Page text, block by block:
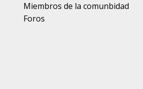
Miembros de la comunbidad
Foros